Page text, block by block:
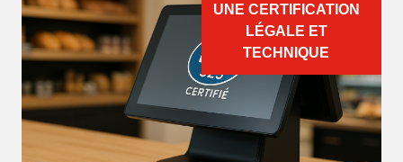
UNE CERTIFICATION
LÉGALE ET
TECHNIQUE